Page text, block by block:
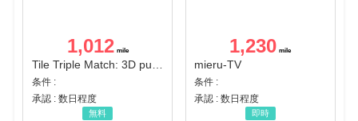
1,012
Tile Triple Match: 3D puzzle
条件 :
承認 : 数日程度
無料
1,230
mieru-TV
条件 :
承認 : 数日程度
即時